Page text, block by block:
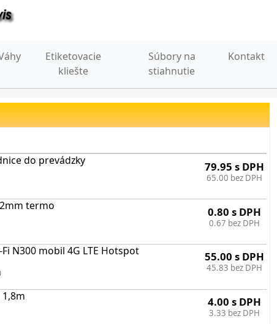
Etiketovacie
kliešte
Súbory na
stiahnutie
Kontakt
do prevádzky 79.95 s DPH
65.00 bez DPH
termo 0.80 s DPH
0.67 bez DPH
N300 mobil 4G LTE Hotspot 55.00 s DPH
45.83 bez DPH
4.00 s DPH
3.33 bez DPH